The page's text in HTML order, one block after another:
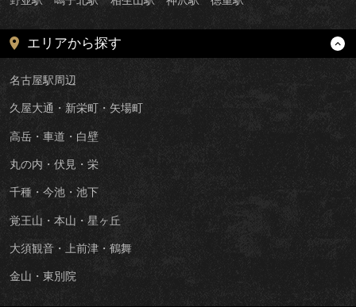
エリアから探す
名古屋駅周辺
久屋大通・新栄町・矢場町
高岳・車道・白壁
丸の内・伏見・栄
千種・今池・池下
覚王山・本山・星ヶ丘
大須観音・上前津・鶴舞
金山・東別院